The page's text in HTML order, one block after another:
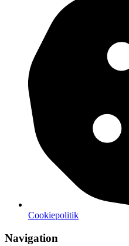
Cookiepolitik
Navigation